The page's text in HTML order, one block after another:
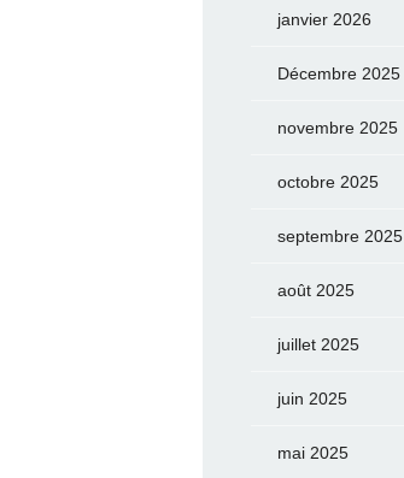
janvier 2026
Décembre 2025
novembre 2025
octobre 2025
septembre 2025
août 2025
juillet 2025
juin 2025
mai 2025